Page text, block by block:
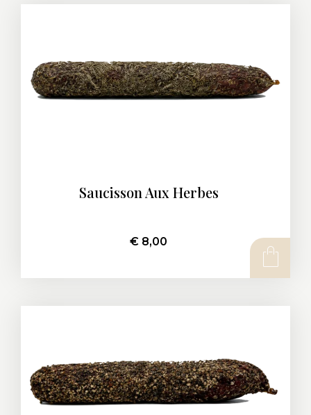
Saucisson Aux Herbes
€ 8,00